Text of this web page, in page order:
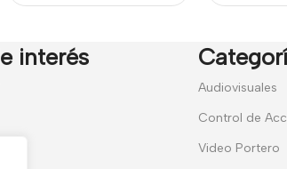
interés
Audiovisuales
Control de
Video Portero